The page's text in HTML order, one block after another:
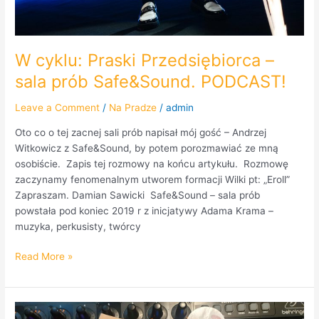
W cyklu: Praski Przedsiębiorca –
sala prób Safe&Sound. PODCAST!
Leave a Comment / Na Pradze /admin
Oto co o tej zacnej sali prób napisał mój gość – Andrzej
Witkowicz z Safe&Sound, by potem porozmawiać ze mną
osobiście. Zapis tej rozmowy na końcu artykułu. Rozmowę
zaczynamy fenomenalnym utworem formacji Wilki pt: „Eroll”
Zapraszam. Damian Sawicki Safe&Sound – sala prób
powstała pod koniec 2019 r z inicjatywy Adama Krama –
muzyka, perkusisty, twórcy
Read More »
Magdalena